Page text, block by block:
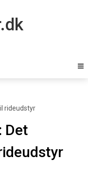
rideudstyr
Det